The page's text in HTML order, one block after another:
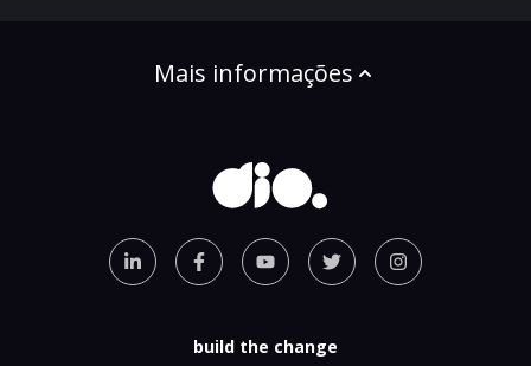
Mais informações
build the change